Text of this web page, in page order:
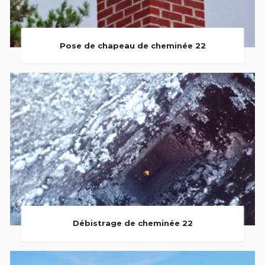
Pose de chapeau de cheminée 22
Débistrage de cheminée 22